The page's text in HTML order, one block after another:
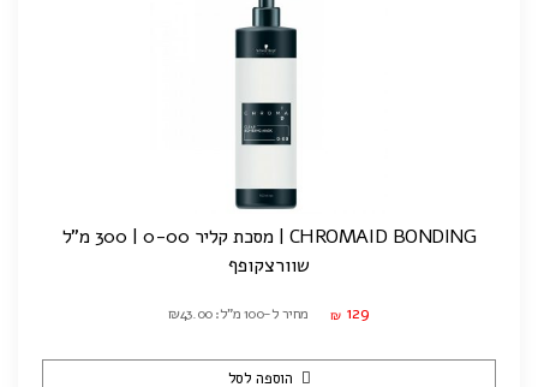
CHROMAID BONDING | מסכת קליר 0-00 | 300 מ"ל
שוורצקופף
₪ 129 מחיר ל-100 מ"ל: ₪43.00
הוספה לסל